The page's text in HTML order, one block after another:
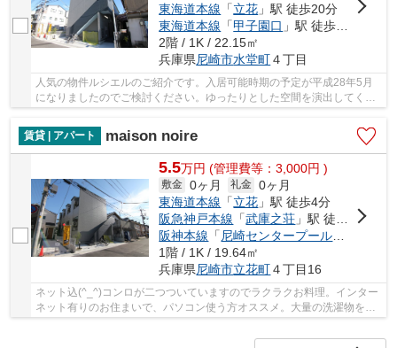
東海道本線 「立花 」駅 徒歩20分
東海道本線 「甲子園口 」駅 徒歩22分
2階 / 1K / 22.15㎡
兵庫県尼崎市水堂町４丁目
人気の物件ルシエルのご紹介です。入居可能時期の予定が平成28年5月
になりましたのでご検討ください。ゆったりとした空間を演出してくれ
賃貸 | アパート
maison noire
5.5万円 (管理費等：3,000円 )
敷金 0ヶ月 礼金 0ヶ月
東海道本線 「立花 」駅 徒歩4分
阪急神戸本線 「武庫之荘 」駅 徒歩22分
阪神本線 「 尼崎センタープール前
1階 / 1K / 19.64㎡
兵庫県尼崎市立花町４丁目16
ネット込(^_^)コンロが二つついていますのでラクラクお料理。インター
ネット有りのお住まいで、パソコン使う方オススメ。大量の洗濯物をし
てもバルコニーがあるので、干しやすいです。...